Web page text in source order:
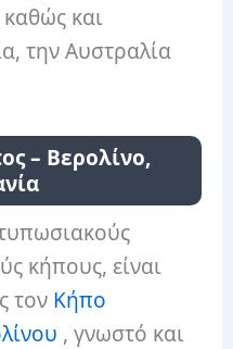
και
την Αυστραλία
– Βερολίνο,
κήπους, είναι
τον Κήπο
, γνωστό και